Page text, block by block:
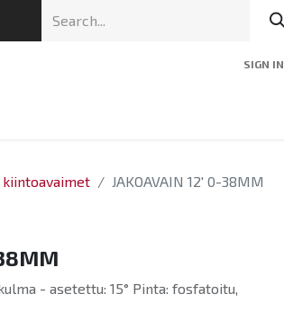
SIGN IN
JAKOAVAIN 12' 0-38MM
- asetettu: 15° Pinta: fosfatoitu,